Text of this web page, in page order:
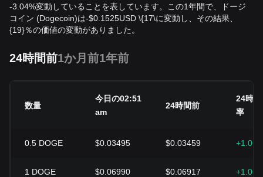
-3.04%変動していることを表しています。この1年間で、ドージ
コイン (Dogecoin)は-$0.1525USD \{17\に変動し、その結果、
{19}％の価値の変動がありました。
24時間前1か月前1年前
数量
今日の02:51
am
24時間前
24時
率
0.5 DOGE $0.03495 $0.03459
1 DOGE $0.06990 $0.06917